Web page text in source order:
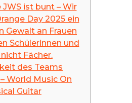
ist bunt – Wir
Day 2025 ein
Gewalt an Frauen
Schülerinnen und
Fächer.
des Teams
World Music On
Guitar